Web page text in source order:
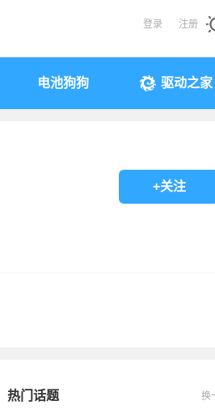
登录 注册
电池狗狗 驱动之家
+关注
热门话题 换